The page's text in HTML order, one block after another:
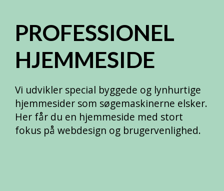
PROFESSIONEL
HJEMMESIDE
Vi udvikler special byggede og lynhurtige
hjemmesider som søgemaskinerne elsker.
Her får du en hjemmeside med stort
fokus på webdesign og brugervenlighed.